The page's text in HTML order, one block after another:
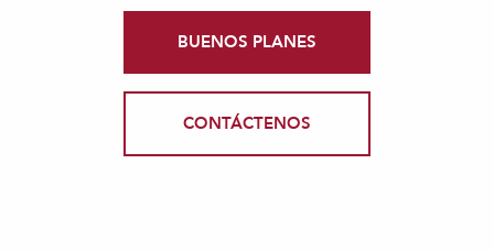
BUENOS PLANES
CONTÁCTENOS